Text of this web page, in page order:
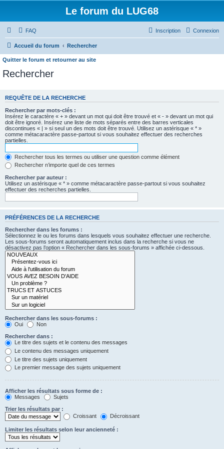
Le forum du LUG68
FAQ Connexion
Inscription
Accueil du forum Rechercher
Quitter le forum et retourner au site
Rechercher
REQUÊTE DE LA RECHERCHE
Rechercher par mots-clés :
Insérez le caractère « + » devant un mot qui doit être trouvé et « - » devant un mot qui
doit être ignoré. Insérez une liste de mots séparés entre des barres verticales
discontinues « | » si seul un des mots doit être trouvé. Utilisez un astérisque « * »
comme métacaractère passe-partout si vous souhaitez effectuer des recherches
partielles.
Rechercher tous les termes ou utiliser une question comme élément
Rechercher n’importe quel de ces termes
Rechercher par auteur :
Utilisez un astérisque « * » comme métacaractère passe-partout si vous souhaitez
effectuer des recherches partielles.
PRÉFÉRENCES DE LA RECHERCHE
Rechercher dans les forums :
Sélectionnez le ou les forums dans lesquels vous souhaitez effectuer une recherche.
Les sous-forums seront automatiquement inclus dans la recherche si vous ne
désactivez pas l’option « Rechercher dans les sous-forums » affichée ci-dessous.
Rechercher dans les sous-forums :
Oui
Non
Rechercher dans :
Le titre des sujets et le contenu des messages
Le contenu des messages uniquement
Le titre des sujets uniquement
Le premier message des sujets uniquement
Afficher les résultats sous forme de :
Messages
Sujets
Trier les résultats par :
Croissant
Décroissant
Limiter les résultats selon leur ancienneté :